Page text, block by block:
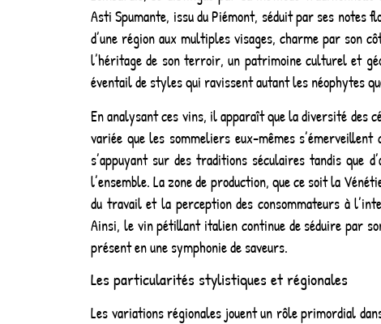
Asti Spumante, issu du Piémont, séduit par ses notes
d’une région aux multiples visages, charme par son
l’héritage de son terroir, un patrimoine culturel et
éventail de styles qui ravissent autant les néophytes
En analysant ces vins, il apparaît que la diversité des
variée que les sommeliers eux-mêmes
s’appuyant sur des traditions séculaires tandis que
l’ensemble. La zone de production, que ce soit la
du travail et la perception des consommateurs à
Ainsi, le vin pétillant italien continue de séduire par
présent en une symphonie de saveurs.
Les particularités stylistiques et régionales
Les variations régionales jouent un rôle primordial